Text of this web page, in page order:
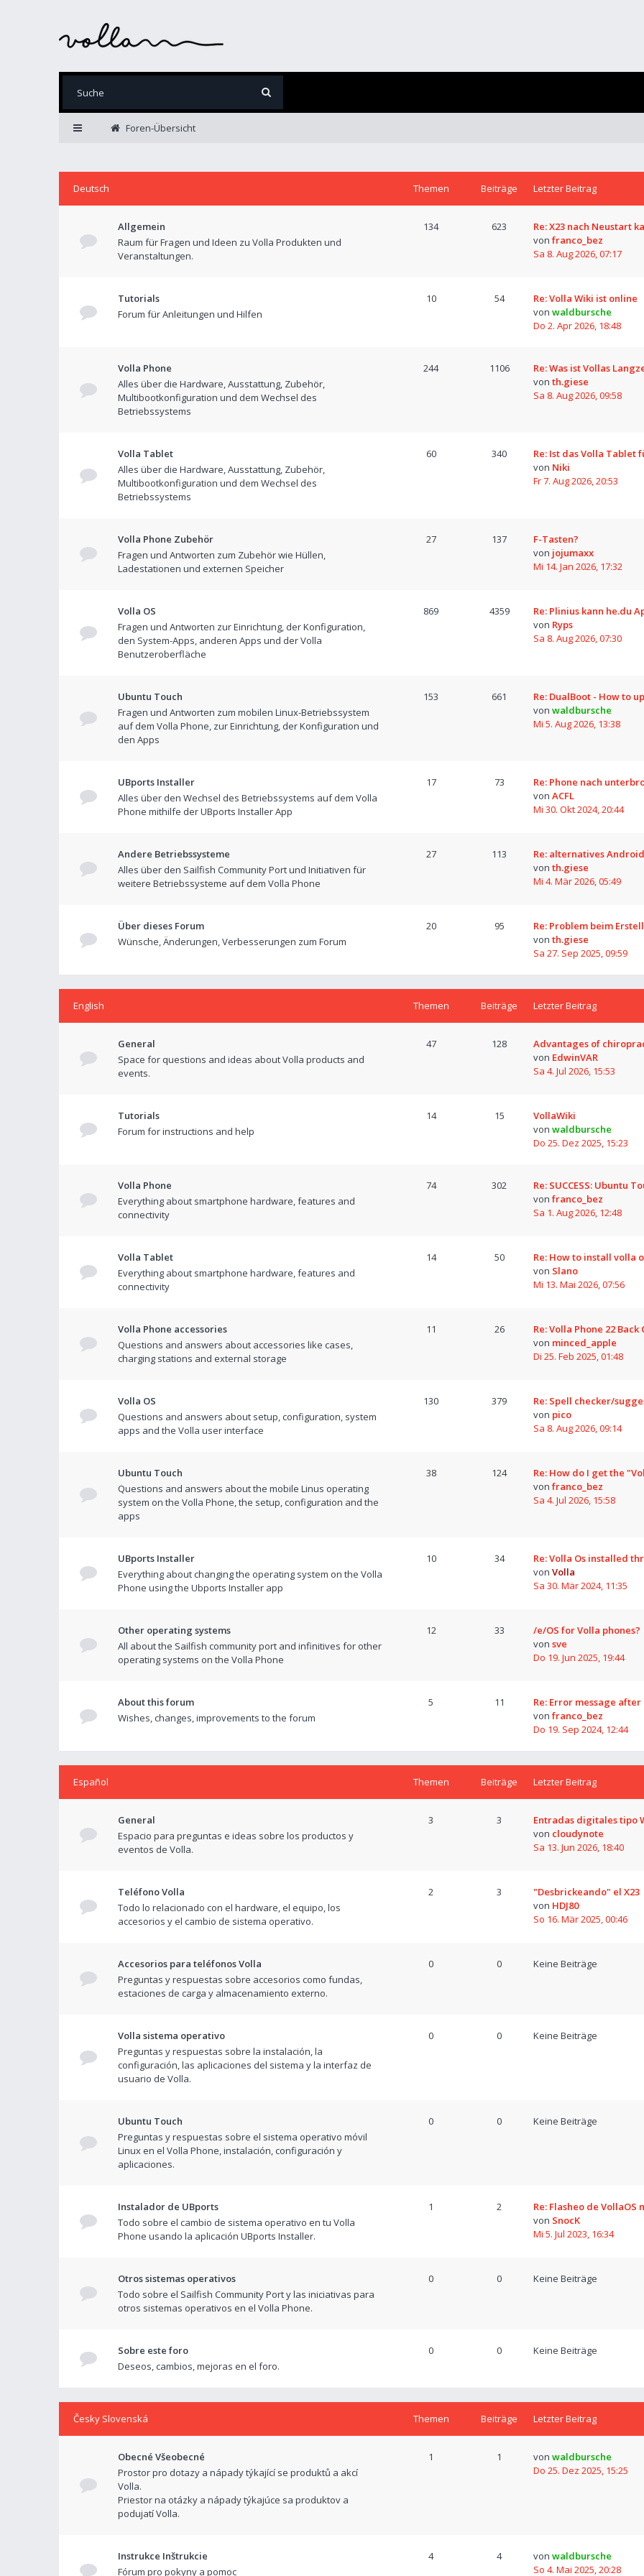
Foren-Übersicht
Deutsch Themen Beiträge Letzter Beitrag
Allgemein
Raum für Fragen und Ideen zu Volla Produkten und
Veranstaltungen.
134 623
Re: X23 nach Neustart
von franco_bez
Sa 8. Aug 2026, 07:17
Tutorials
Forum für Anleitungen und Hilfen
10 54
Re: Volla Wiki ist online
von waldbursche
Do 2. Apr 2026, 18:48
Volla Phone
Alles über die Hardware, Ausstattung, Zubehör,
Multibootkonfiguration und dem Wechsel des
Betriebssystems
244 1106
Re: Was ist Vollas
von th.giese
Sa 8. Aug 2026, 09:58
Volla Tablet
Alles über die Hardware, Ausstattung, Zubehör,
Multibootkonfiguration und dem Wechsel des
Betriebssystems
60 340
Re: Ist das Volla Tablet
von Niki
Fr 7. Aug 2026, 20:53
Volla Phone Zubehör
Fragen und Antworten zum Zubehör wie Hüllen,
Ladestationen und externen Speicher
27 137
F-Tasten?
von jojumaxx
Mi 14. Jan 2026, 17:32
Volla OS
Fragen und Antworten zur Einrichtung, der Konfiguration,
den System-Apps, anderen Apps und der Volla
Benutzeroberfläche
869 4359
Re: Plinius kann he.du
von Ryps
Sa 8. Aug 2026, 07:30
Ubuntu Touch
Fragen und Antworten zum mobilen Linux-Betriebssystem
auf dem Volla Phone, zur Einrichtung, der Konfiguration und
den Apps
153 661
Re: DualBoot - How to
von waldbursche
Mi 5. Aug 2026, 13:38
UBports Installer
Alles über den Wechsel des Betriebssystems auf dem Volla
Phone mithilfe der UBports Installer App
17 73
Re: Phone nach
von ACFL
Mi 30. Okt 2024, 20:44
Andere Betriebssysteme
Alles über den Sailfish Community Port und Initiativen für
weitere Betriebssysteme auf dem Volla Phone
27 113
Re: alternatives
von th.giese
Mi 4. Mär 2026, 05:49
Über dieses Forum
Wünsche, Änderungen, Verbesserungen zum Forum
20 95
Re: Problem beim
von th.giese
Sa 27. Sep 2025, 09:59
English Themen Beiträge Letzter Beitrag
General
Space for questions and ideas about Volla products and
events.
47 128
Advantages of
von EdwinVAR
Sa 4. Jul 2026, 15:53
Tutorials
Forum for instructions and help
14 15
VollaWiki
von waldbursche
Do 25. Dez 2025, 15:23
Volla Phone
Everything about smartphone hardware, features and
connectivity
74 302
Re: SUCCESS: Ubuntu
von franco_bez
Sa 1. Aug 2026, 12:48
Volla Tablet
Everything about smartphone hardware, features and
connectivity
14 50
Re: How to install volla
von Slano
Mi 13. Mai 2026, 07:56
Volla Phone accessories
Questions and answers about accessories like cases,
charging stations and external storage
11 26
Re: Volla Phone 22 Back
von minced_apple
Di 25. Feb 2025, 01:48
Volla OS
Questions and answers about setup, configuration, system
apps and the Volla user interface
130 379
Re: Spell checker/
von pico
Sa 8. Aug 2026, 09:14
Ubuntu Touch
Questions and answers about the mobile Linus operating
system on the Volla Phone, the setup, configuration and the
apps
38 124
Re: How do I get the
von franco_bez
Sa 4. Jul 2026, 15:58
UBports Installer
Everything about changing the operating system on the Volla
Phone using the Ubports Installer app
10 34
Re: Volla Os installed
von Volla
Sa 30. Mär 2024, 11:35
Other operating systems
All about the Sailfish community port and infinitives for other
operating systems on the Volla Phone
12 33
/e/OS for Volla phones?
von sve
Do 19. Jun 2025, 19:44
About this forum
Wishes, changes, improvements to the forum
5 11
Re: Error message
von franco_bez
Do 19. Sep 2024, 12:44
Español Themen Beiträge Letzter Beitrag
General
Espacio para preguntas e ideas sobre los productos y
eventos de Volla.
3 3
Entradas digitales tipo
von cloudynote
Sa 13. Jun 2026, 18:40
Teléfono Volla
Todo lo relacionado con el hardware, el equipo, los
accesorios y el cambio de sistema operativo.
2 3
"Desbrickeando" el X23
von HDJ80
So 16. Mär 2025, 00:46
Accesorios para teléfonos Volla
Preguntas y respuestas sobre accesorios como fundas,
estaciones de carga y almacenamiento externo.
0 0 Keine Beiträge
Volla sistema operativo
Preguntas y respuestas sobre la instalación, la
configuración, las aplicaciones del sistema y la interfaz de
usuario de Volla.
0 0 Keine Beiträge
Ubuntu Touch
Preguntas y respuestas sobre el sistema operativo móvil
Linux en el Volla Phone, instalación, configuración y
aplicaciones.
0 0 Keine Beiträge
Instalador de UBports
Todo sobre el cambio de sistema operativo en tu Volla
Phone usando la aplicación UBports Installer.
1 2
Re: Flasheo de VollaOS
von SnocK
Mi 5. Jul 2023, 16:34
Otros sistemas operativos
Todo sobre el Sailfish Community Port y las iniciativas para
otros sistemas operativos en el Volla Phone.
0 0 Keine Beiträge
Sobre este foro
Deseos, cambios, mejoras en el foro.
0 0 Keine Beiträge
Česky Slovenská Themen Beiträge Letzter Beitrag
Obecné Všeobecné
Prostor pro dotazy a nápady týkající se produktů a akcí
Volla.
Priestor na otázky a nápady týkajúce sa produktov a
podujatí Volla.
1 1 von waldbursche
Do 25. Dez 2025, 15:25
Instrukce Inštrukcie
Fórum pro pokyny a pomoc
4 4 von waldbursche
So 4. Mai 2025, 20:28